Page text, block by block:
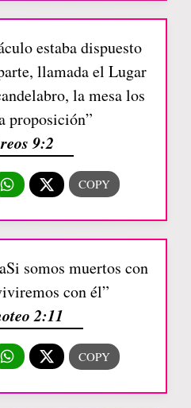
estaba dispuesto
llamada el Lugar
la mesa los
proposición”
9:2
somos muertos con
con él”
2:11